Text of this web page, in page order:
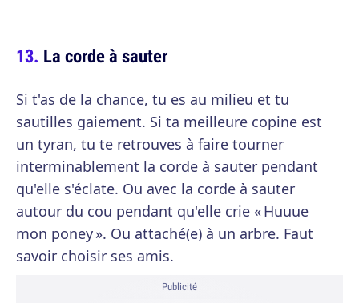
La corde à sauter
Si t'as de la chance, tu es au milieu et tu
sautilles gaiement. Si ta meilleure copine est
un tyran, tu te retrouves à faire tourner
interminablement la corde à sauter pendant
qu'elle s'éclate. Ou avec la corde à sauter
autour du cou pendant qu'elle crie « Huuue
mon poney ». Ou attaché(e) à un arbre. Faut
savoir choisir ses amis.
Publicité